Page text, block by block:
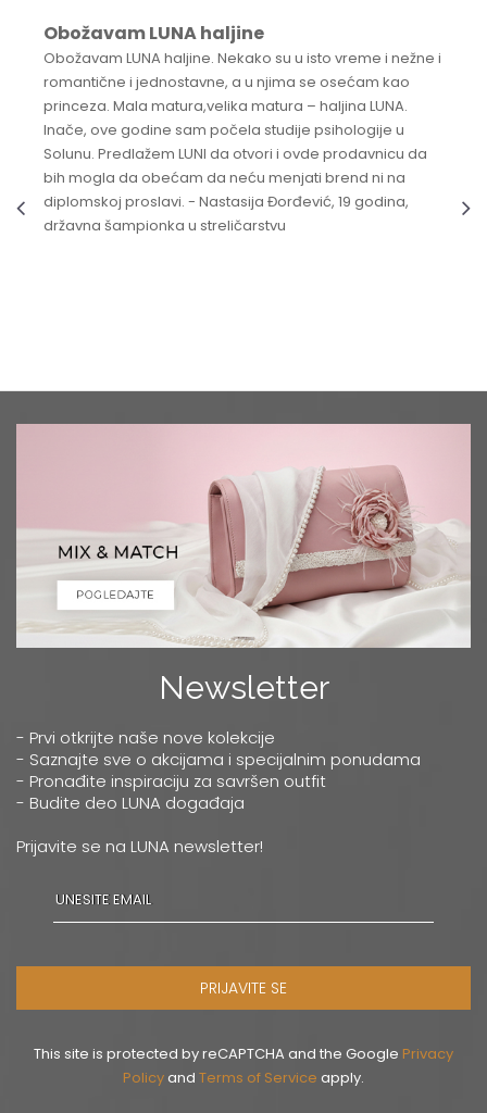
Obožavam LUNA haljine
Obožavam LUNA haljine. Nekako su u isto vreme i nežne i
romantične i jednostavne, a u njima se osećam kao
princeza. Mala matura,velika matura – haljina LUNA.
Inače, ove godine sam počela studije psihologije u
Solunu. Predlažem LUNI da otvori i ovde prodavnicu da
bih mogla da obećam da neću menjati brend ni na
diplomskoj proslavi. - Nastasija Đorđević, 19 godina,
državna šampionka u streličarstvu
Newsletter
- Prvi otkrijte naše nove kolekcije
- Saznajte sve o akcijama i specijalnim ponudama
- Pronađite inspiraciju za savršen outfit
- Budite deo LUNA događaja
Prijavite se na LUNA newsletter!
PRIJAVITE SE
This site is protected by reCAPTCHA and the Google Privacy
Policyand Terms of Service apply.